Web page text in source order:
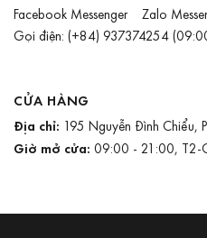
Facebook Messenger Zalo
Gọi điện: (+84) 937374254
CỬA HÀNG
Địa chỉ: 195 Nguyễn Đình Chiểu,
Giờ mở cửa: 09:00 - 21:00, T2-